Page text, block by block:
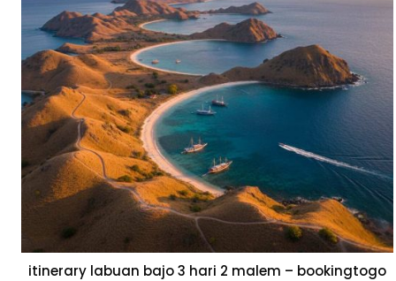
itinerary labuan bajo 3 hari 2 malem – bookingtogo